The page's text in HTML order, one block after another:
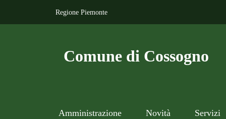
Regione Piemonte
Comune di Cossogno
Amministrazione Novità Servizi